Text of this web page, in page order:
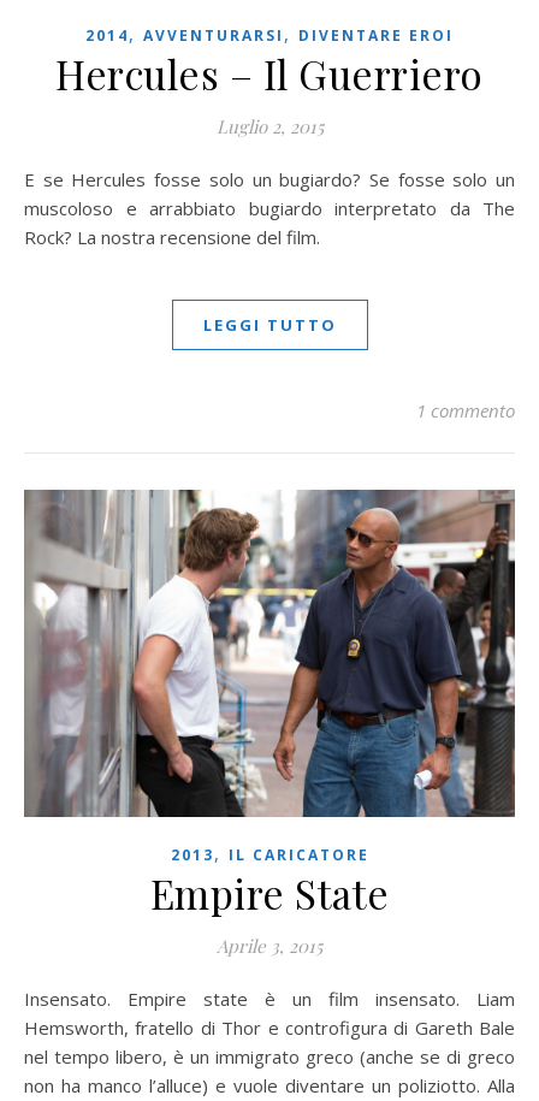
2014, AVVENTURARSI , DIVENTARE EROI
Hercules – Il Guerriero
Luglio 2, 2015
E se Hercules fosse solo un bugiardo? Se fosse solo un
muscoloso e arrabbiato bugiardo interpretato da The
Rock? La nostra recensione del film.
LEGGI TUTTO
1 commento
2013, IL CARICATORE
Empire State
Aprile 3, 2015
Insensato. Empire state è un film insensato. Liam
Hemsworth, fratello di Thor e controfigura di Gareth Bale
nel tempo libero, è un immigrato greco (anche se di greco
non ha manco l’alluce) e vuole diventare un poliziotto. Alla